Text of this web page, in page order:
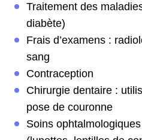
Traitement des
diabète)
Frais d’examens :
sang
Contraception
Chirurgie dentaire :
pose de couronne
Soins